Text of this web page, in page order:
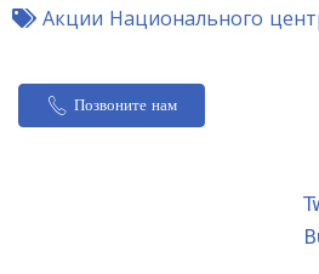
Акции Национального
Позвоните нам